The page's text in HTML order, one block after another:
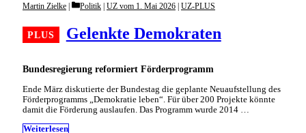
Bundesregierung reformiert Förderprogramm
Gelenkte Demokraten
Martin Zielke Categories
Politik | UZ vom 1. Mai 2026 | UZ-PLUS
Ende März diskutierte der Bundestag die geplante Neuaufstellung des
Förderprogramms „Demokratie leben“. Für über 200 Projekte könnte
damit die Förderung auslaufen. Das Programm wurde 2014 …
Weiterlesen